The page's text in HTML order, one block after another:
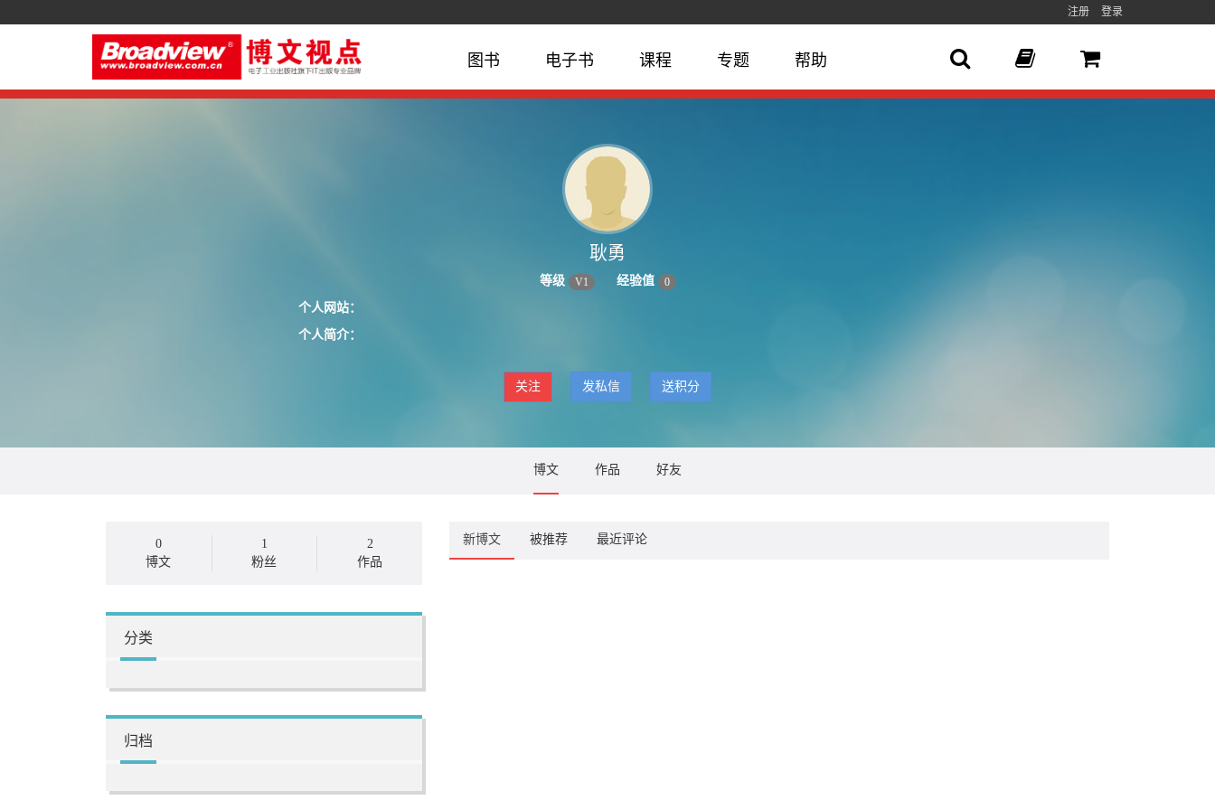
注册 登录
图书 电子书 课程 专题 帮助
耿勇
等级 V1 经验值 0
个人网站：
个人简介：
关注 发私信 送积分
博文 作品 好友
0
博文
1
粉丝
2
作品
分类
归档
新博文 被推荐 最近评论